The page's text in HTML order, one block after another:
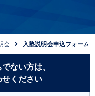
会 入塾説明会申込フォーム
ない方は、
ください